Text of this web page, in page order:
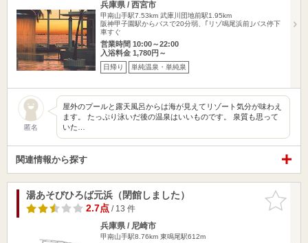
兵庫県 / 西宮市
甲南山手駅7.53km 武庫川団地前駅1.95km
阪神甲子園駅からバスで20分弱、｢リゾ鳴尾浜前｣バス停下
車すぐ
営業時間 10:00～22:00
入浴料金 1,780円～
日帰り 単純温泉・単純泉
匿名
屋外のプールと露天風呂からは海が見えてリゾート気分が味わえ
ます。 たっぷり泳いだ後の温泉はいいものです。 泉質も思って
いた…
関連情報から探す
お気に入
りに追加
湯あそびひろば元浜（閉館しました）
2.7点/ 13 件
兵庫県 / 尼崎市
甲南山手駅8.76km 東鳴尾駅612m